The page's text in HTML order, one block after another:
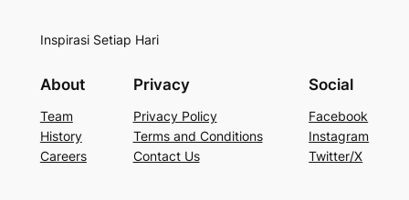
Inspirasi Setiap Hari
About
Team
History
Careers
Privacy
Privacy Policy
Terms and Conditions
Contact Us
Social
Facebook
Instagram
Twitter/X